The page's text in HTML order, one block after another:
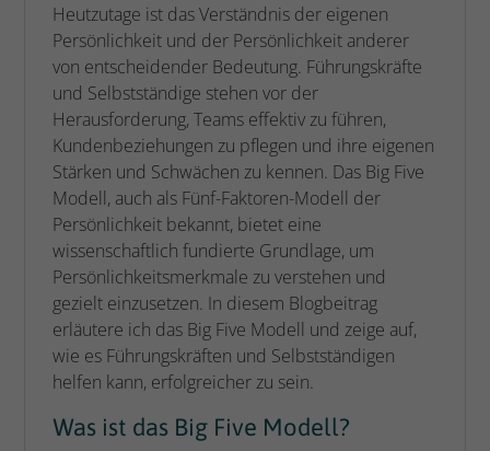
Heutzutage ist das Verständnis der eigenen
Persönlichkeit und der Persönlichkeit anderer
von entscheidender Bedeutung. Führungskräfte
und Selbstständige stehen vor der
Herausforderung, Teams effektiv zu führen,
Kundenbeziehungen zu pflegen und ihre eigenen
Stärken und Schwächen zu kennen. Das Big Five
Modell, auch als Fünf-Faktoren-Modell der
Persönlichkeit bekannt, bietet eine
wissenschaftlich fundierte Grundlage, um
Persönlichkeitsmerkmale zu verstehen und
gezielt einzusetzen. In diesem Blogbeitrag
erläutere ich das Big Five Modell und zeige auf,
wie es Führungskräften und Selbstständigen
helfen kann, erfolgreicher zu sein.
Was ist das Big Five Modell?